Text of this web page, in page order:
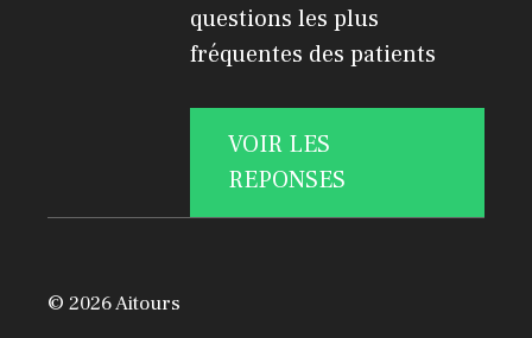
questions les plus
fréquentes des patients
VOIR LES
REPONSES
© 2026 Aitours